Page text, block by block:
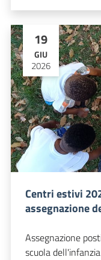
19
GIU
2026
Centri estivi
assegnazione
Assegnazione
scuola